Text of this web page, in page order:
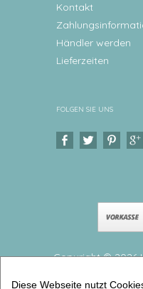
Kontakt
Händler werden
Lieferzeiten
FOLGEN SIE UNS
Copyright © 2026
Kindergeschirr Set
Diese Webseite nutzt